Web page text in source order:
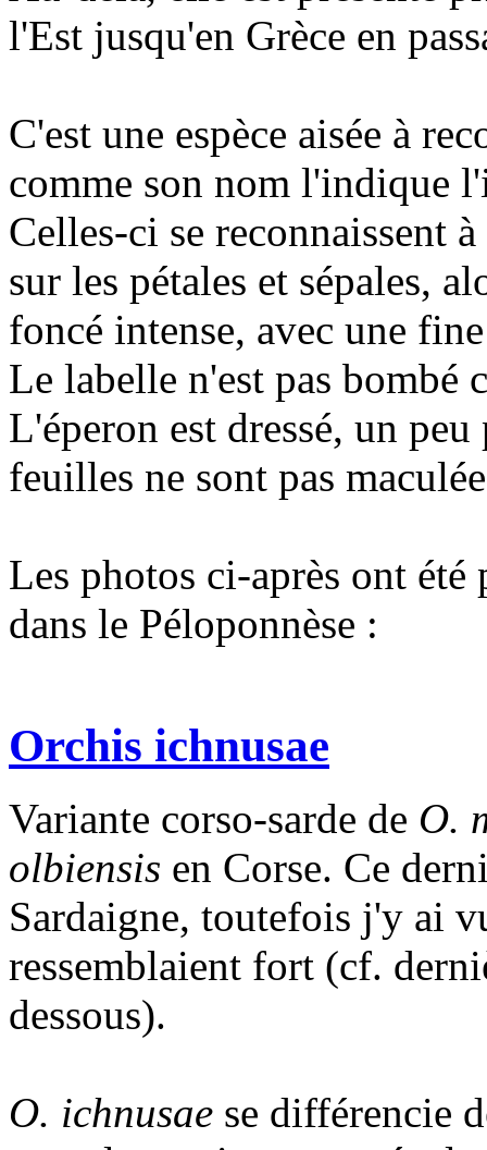
l'Est jusqu'en Grèce en
C'est une espèce aisée à
comme son nom l'indique
Celles-ci se reconnaissent
sur les pétales et sépales,
foncé intense, avec une
Le labelle n'est pas bombé
L'éperon est dressé, un
feuilles ne sont pas
Les photos ci-après ont été
dans le Péloponnèse :
Orchis ichnusae
Variante corso-sarde de O.
olbiensis en Corse. Ce
Sardaigne, toutefois j'y ai
ressemblaient fort (cf.
dessous).
O. ichnusae se différencie